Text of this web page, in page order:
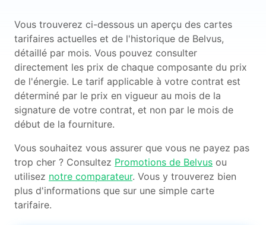
Vous trouverez ci-dessous un aperçu des cartes
tarifaires actuelles et de l'historique de Belvus,
détaillé par mois. Vous pouvez consulter
directement les prix de chaque composante du prix
de l'énergie. Le tarif applicable à votre contrat est
déterminé par le prix en vigueur au mois de la
signature de votre contrat, et non par le mois de
début de la fourniture.
Vous souhaitez vous assurer que vous ne payez pas
trop cher ? Consultez Promotions de Belvus ou
utilisez notre comparateur. Vous y trouverez bien
plus d'informations que sur une simple carte
tarifaire.